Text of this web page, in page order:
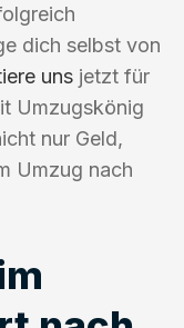
dich selbst von
uns jetzt für
Umzugskönig
nur Geld,
Umzug nach